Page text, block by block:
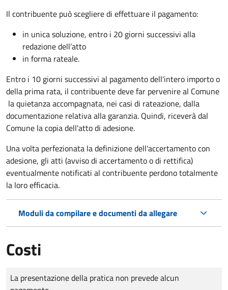
Il contribuente può scegliere di effettuare il pagamento:
in unica soluzione, entro i 20 giorni successivi alla
redazione dell’atto
in forma rateale.
Entro i 10 giorni successivi al pagamento dell'intero importo o
della prima rata, il contribuente deve far pervenire al Comune
la quietanza accompagnata, nei casi di rateazione, dalla
documentazione relativa alla garanzia. Quindi, riceverà dal
Comune la copia dell'atto di adesione.
Una volta perfezionata la definizione dell'accertamento con
adesione, gli atti (avviso di accertamento o di rettifica)
eventualmente notificati al contribuente perdono totalmente
la loro efficacia.
Moduli da compilare e documenti da allegare
Costi
Tipo di pagamento
Importo
La presentazione della pratica non prevede alcun